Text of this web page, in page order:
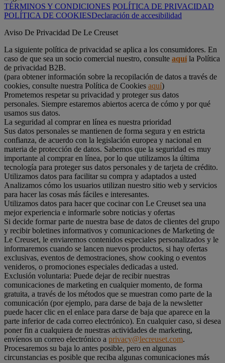
TÉRMINOS Y CONDICIONES POLÍTICA DE PRIVACIDAD
POLÍTICA DE COOKIESDeclaración de accesibilidad
Aviso De Privacidad De Le Creuset
La siguiente política de privacidad se aplica a los consumidores. En
caso de que sea un socio comercial nuestro, consulte aquíla Política
de privacidad B2B.
(para obtener información sobre la recopilación de datos a través de
cookies, consulte nuestra Política de Cookies aquí)
Prometemos respetar su privacidad y proteger sus datos
personales. Siempre estaremos abiertos acerca de cómo y por qué
usamos sus datos.
La seguridad al comprar en línea es nuestra prioridad
Sus datos personales se mantienen de forma segura y en estricta
confianza, de acuerdo con la legislación europea y nacional en
materia de protección de datos. Sabemos que la seguridad es muy
importante al comprar en línea, por lo que utilizamos la última
tecnología para proteger sus datos personales y de tarjeta de crédito.
Utilizamos datos para facilitar su compra y adaptados a usted
Analizamos cómo los usuarios utilizan nuestro sitio web y servicios
para hacer las cosas más fáciles e interesantes.
Utilizamos datos para hacer que cocinar con Le Creuset sea una
mejor experiencia e informarle sobre noticias y ofertas
Si decide formar parte de nuestra base de datos de clientes del grupo
y recibir boletines informativos y comunicaciones de Marketing de
Le Creuset, le enviaremos contenidos especiales personalizados y le
informaremos cuando se lancen nuevos productos, si hay ofertas
exclusivas, eventos de demostraciones, show cooking o eventos
venideros, o promociones especiales dedicadas a usted.
Exclusión voluntaria: Puede dejar de recibir nuestras
comunicaciones de marketing en cualquier momento, de forma
gratuita, a través de los métodos que se muestran como parte de la
comunicación (por ejemplo, para darse de baja de la newsletter
puede hacer clic en el enlace para darse de baja que aparece en la
parte inferior de cada correo electrónico). En cualquier caso, si desea
poner fin a cualquiera de nuestras actividades de marketing,
envíenos un correo electrónico a privacy@lecreuset.com.
Procesaremos su baja lo antes posible, pero en algunas
circunstancias es posible que reciba algunas comunicaciones más